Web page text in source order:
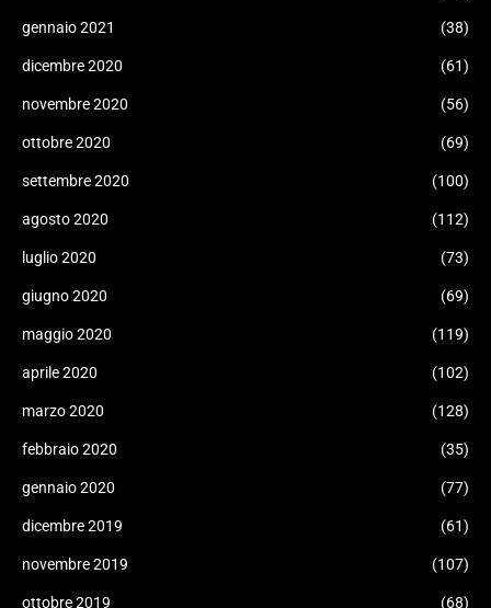
gennaio 2021 (38)
dicembre 2020 (61)
novembre 2020 (56)
ottobre 2020 (69)
settembre 2020 (100)
agosto 2020 (112)
luglio 2020 (73)
giugno 2020 (69)
maggio 2020 (119)
aprile 2020 (102)
marzo 2020 (128)
febbraio 2020 (35)
gennaio 2020 (77)
dicembre 2019 (61)
novembre 2019 (107)
ottobre 2019 (68)